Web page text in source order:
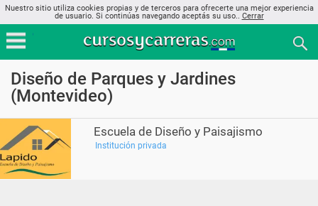
Nuestro sitio utiliza cookies propias y de terceros para ofrecerte una mejor experiencia
de usuario. Si continúas navegando aceptás su uso.. Cerrar
Diseño de Parques y Jardines
(Montevideo)
Escuela de Diseño y Paisajismo
Institución privada